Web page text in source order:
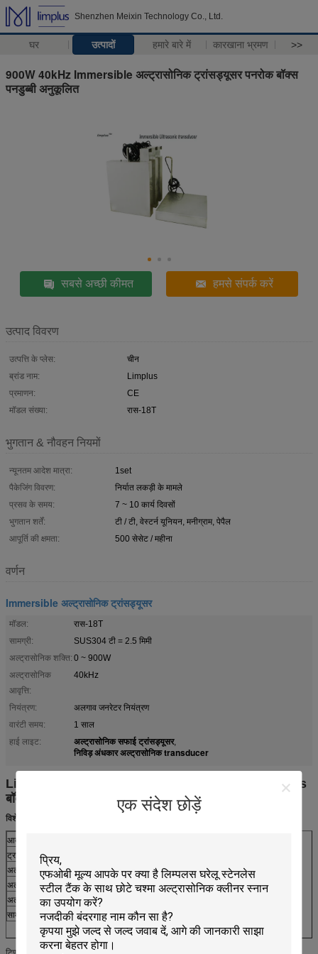
Shenzhen Meixin Technology Co., Ltd.
घर उत्पादों हमारे बारे में कारखाना भ्रमण >>
एक संदेश छोड़ें
900W 40kHz Immersible अल्ट्रासोनिक ट्रांसड्यूसर पनरोक बॉक्स
पनडुब्बी अनुकूलित
सबसे अच्छी कीमत हमसे संपर्क करें
उत्पाद विवरण
उत्पत्ति के प्लेस:
चीन
ब्रांड नाम:
Limplus
प्रमाणन:
CE
मॉडल संख्या:
रास-18T
भुगतान & नौवहन नियमों
न्यूनतम आदेश मात्रा:
1set
पैकेजिंग विवरण:
निर्यात लकड़ी के मामले
प्रसव के समय:
7 ~ 10 कार्य दिवसों
भुगतान शर्तें:
टी / टी, वेस्टर्न यूनियन, मनीग्राम, पेपैल
आपूर्ति की क्षमता:
500 सेसेट / महीना
वर्णन
Immersible अल्ट्रासोनिक ट्रांसड्यूसर
मॉडल:
रास-18T
सामग्री:
SUS304 टी = 2.5 मिमी
अल्ट्रासोनिक शक्ति: 0 ~ 900W
अल्ट्रासोनिक
आवृत्ति:
40kHz
नियंत्रण:
अलगाव जनरेटर नियंत्रण
वारंटी समय:
1 साल
हाई लाइट:
अल्ट्रासोनिक सफाई ट्रांसड्यूसर,
निविड़ अंधकार अल्ट्रासोनिक transducer
Limplus 900W अल्ट्रासोनिक Immersible Transducers
बॉक्स पनडुब्बी पनरोक अनुकूलित
विशेष विवरण:
आदर्श
ट्रांसड्यूसर बॉक्स आकार
अल्ट्रासोनिक पावर
0 ~ 1200W
अल्ट्रासोनिक फ़्रीक्वेंसी
28 किलोहर्ट्ज़, 25/40/68 / 120kHz उपलब्ध
अल्ट्रासोनिक ट्रांसड्यूसर नंबर
सामग्री
SUS304 / SUS316L या अन्य विशेष सामग्री